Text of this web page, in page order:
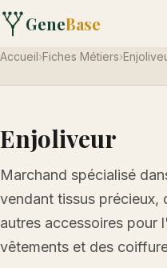
GeneBase
Accueil›Fiches Métiers›
Enjoliveur
Marchand spécialisé
vendant tissus précieux,
autres accessoires pour
vêtements et des